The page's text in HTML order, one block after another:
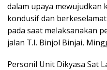
dalam upaya mewujudkan
kondusif dan
pada saat melaksanakan
jalan T.I. Binjol Binjai,
Personil Unit Dikyasa Sat